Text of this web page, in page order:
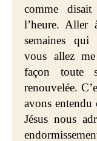
comme
l’heure. Aller
semaines qui
vous allez
façon toute
renouvelée.
avons entendu
Jésus nous